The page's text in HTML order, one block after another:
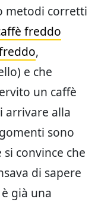
metodi corretti
freddo
,
e che
un caffè
arrivare alla
sono
convince che
di sapere
già una